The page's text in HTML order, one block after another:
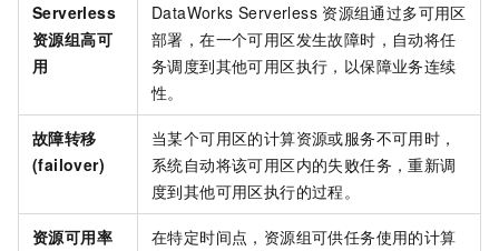
Serverless
资源组高可
用
DataWorks Serverless 资源组通过多可用区
部署，在一个可用区发生故障时，自动将任
务调度到其他可用区执行，以保障业务连续
性。
故障转移
(failover)
当某个可用区的计算资源或服务不可用时，
系统自动将该可用区内的失败任务，重新调
度到其他可用区执行的过程。
资源可用率
在特定时间点，资源组可供任务使用的计算